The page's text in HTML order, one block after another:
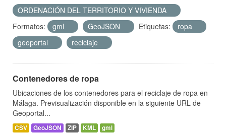
ORDENACIÓN DEL TERRITORIO Y VIVIENDA
Formatos:
gml GeoJSON Etiquetas:
ropa
geoportal
reciclaje
Contenedores de ropa
Ubicaciones de los contenedores para el reciclaje de ropa en
Málaga. Previsualización disponible en la siguiente URL de
Geoportal...
CSV GeoJSON ZIP KML gml